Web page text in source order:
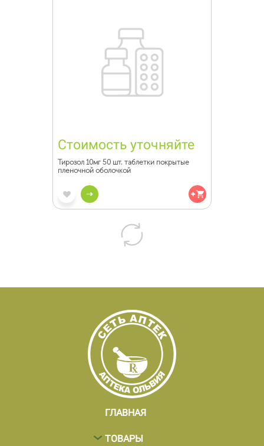
Стоимость уточняйте
Тирозол 10мг 50 шт. таблетки покрытые
пленочной оболочкой
ГЛАВНАЯ
ТОВАРЫ